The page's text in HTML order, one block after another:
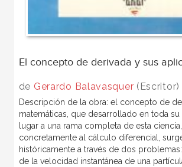
El concepto de derivada y sus
de Gerardo Balavasquer (Escritor)
Descripción de la obra: el concepto de
matemáticas, que desarrollado en toda
lugar a una rama completa de esta ciencia,
concretamente al cálculo diferencial,
históricamente a través de dos
de la velocidad instantánea de una